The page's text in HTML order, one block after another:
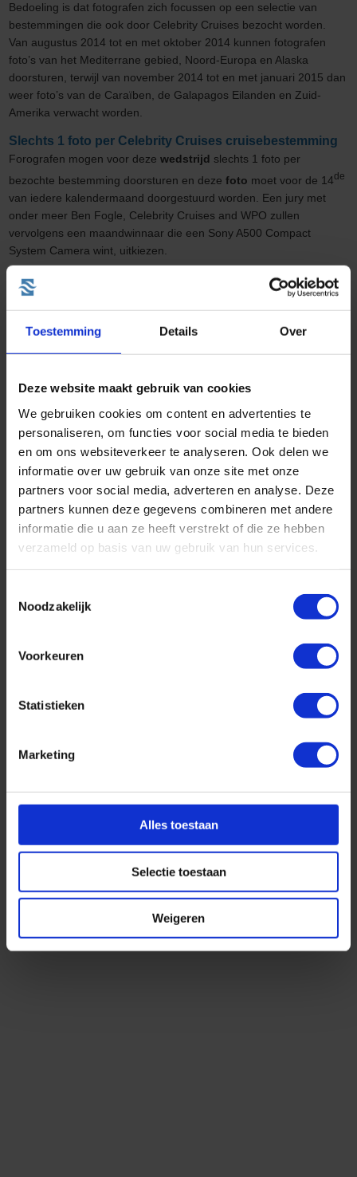
Toestemming Details Over
Deze website maakt gebruik van cookies
We gebruiken cookies om content en advertenties te
personaliseren, om functies voor social media te bieden
en om ons websiteverkeer te analyseren. Ook delen we
informatie over uw gebruik van onze site met onze
partners voor social media, adverteren en analyse. Deze
partners kunnen deze gegevens combineren met andere
informatie die u aan ze heeft verstrekt of die ze hebben
verzameld op basis van uw gebruik van hun services.
Noodzakelijk
Voorkeuren
Statistieken
Marketing
Alles toestaan
Selectie toestaan
Weigeren
Bedoeling is dat fotografen zich focussen op een selectie van
bestemmingen die ook door Celebrity Cruises bezocht worden.
Van augustus 2014 tot en met oktober 2014 kunnen fotografen
foto’s van het Mediterrane gebied, Noord-Europa en Alaska
doorsturen, terwijl van november 2014 tot en met januari 2015 dan
weer foto’s van de Caraïben, de Galapagos Eilanden en Zuid-
Amerika verwacht worden.
Slechts 1 foto per Celebrity Cruises cruisebestemming
Forografen mogen voor dezewedstrijd slechts 1 foto per
bezochte bestemming doorsturen en dezefoto moet voor de 14de
van iedere kalendermaand doorgestuurd worden. Een jury met
onder meer Ben Fogle, Celebrity Cruises and WPO zullen
vervolgens een maandwinnaar die een Sony A500 Compact
System Camera wint, uitkiezen.
In februari 2015 vervolgens zal diezelfde jury een algemene
winnaar onder de maandelijkse winnaars kiezen die op deze
manier de kans krijgt om zijn werk in het Somerset House in
Londen tentoon te stellen en ook een verblijf van twee nachten
Wat kost een cruise naar Noorwegen?
Geplaatst op: 27-08-2025
Geplaatst op: 26-08-2025
Lees dit artikel